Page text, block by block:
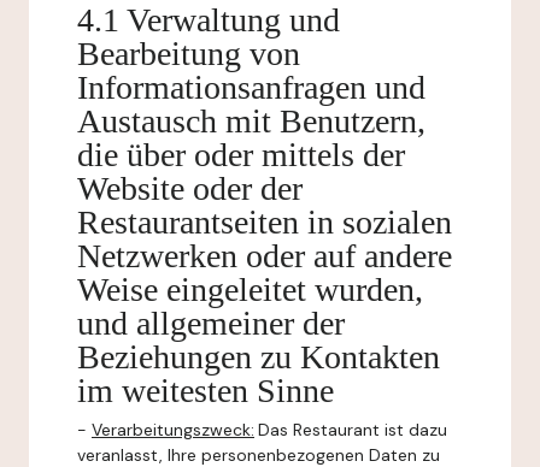
4.1 Verwaltung und
Bearbeitung von
Informationsanfragen und
Austausch mit Benutzern,
die über oder mittels der
Website oder der
Restaurantseiten in sozialen
Netzwerken oder auf andere
Weise eingeleitet wurden,
und allgemeiner der
Beziehungen zu Kontakten
im weitesten Sinne
- Verarbeitungszweck: Das Restaurant ist dazu
veranlasst, Ihre personenbezogenen Daten zu